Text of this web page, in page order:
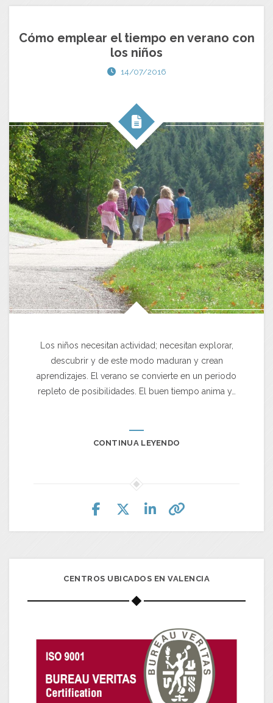
Cómo emplear el tiempo en verano con
los niños
14/07/2016
Los niños necesitan actividad; necesitan explorar,
descubrir y de este modo maduran y crean
aprendizajes. El verano se convierte en un periodo
repleto de posibilidades. El buen tiempo anima y…
CONTINUA LEYENDO
CENTROS UBICADOS EN VALENCIA